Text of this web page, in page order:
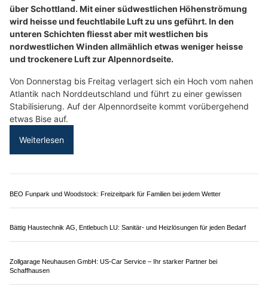
Aus Südwesten fliesst weiterhin heisse, aber zunehmend
feuchte Luft zur Schweiz, wodurch dieGewitterneigung
ansteigt.
Über den Alpen ist es leicht föhnig. Ab Mittwoch fliesst aus
Westen etwas weniger heisse Luft zur Alpennordseite.